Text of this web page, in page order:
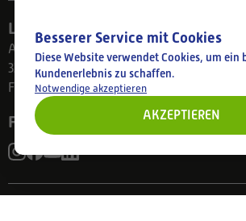
Ladengeschäft
Ahlmanintie 61
33800 Tampere
Finnland
Folgen Sie uns
Besserer Service mit Cookies
Diese Website verwendet Cookies, um ein
Kundenerlebnis zu schaffen.
Notwendige akzeptieren
AKZEPTIEREN